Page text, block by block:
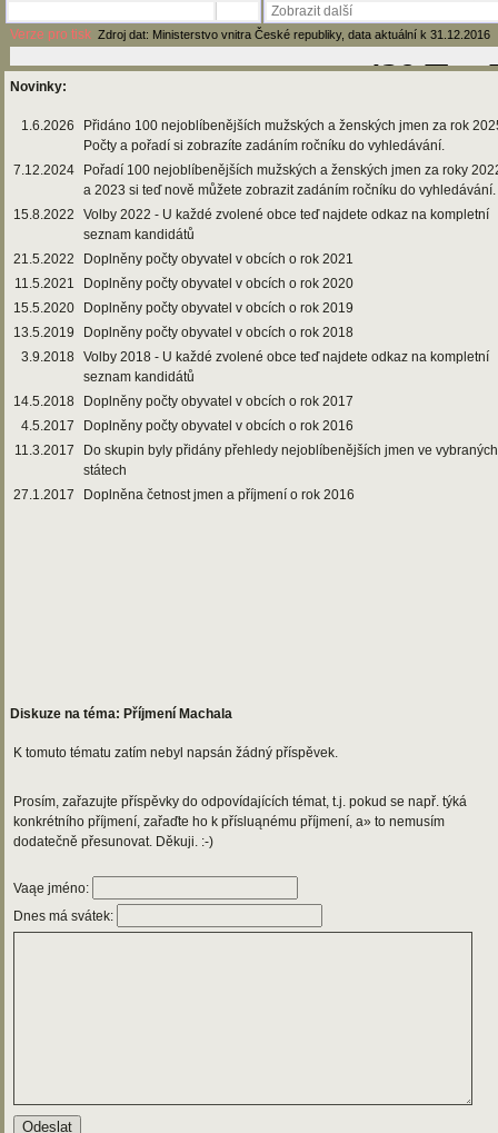
Zobrazit další
Verze pro tisk Zdroj dat: Ministerstvo vnitra České republiky, data aktuální k 31.12.2016
Novinky:
1.6.2026
Přidáno 100 nejoblíbenějších mužských a ženských jmen za rok
Počty a pořadí si zobrazíte zadáním ročníku do vyhledávání.
7.12.2024
Pořadí 100 nejoblíbenějších mužských a ženských jmen za roky
a 2023 si teď nově můžete zobrazit zadáním ročníku do vyhledávání.
15.8.2022
Volby 2022 - U každé zvolené obce teď najdete odkaz na kompletní
seznam kandidátů
21.5.2022
Doplněny počty obyvatel v obcích o rok 2021
11.5.2021
Doplněny počty obyvatel v obcích o rok 2020
15.5.2020
Doplněny počty obyvatel v obcích o rok 2019
13.5.2019
Doplněny počty obyvatel v obcích o rok 2018
3.9.2018 Volby 2018 - U každé zvolené obce teď najdete odkaz na kompletní
seznam kandidátů
14.5.2018
Doplněny počty obyvatel v obcích o rok 2017
4.5.2017
Doplněny počty obyvatel v obcích o rok 2016
11.3.2017
Do skupin byly přidány přehledy nejoblíbenějších jmen ve vybraných
státech
27.1.2017
Doplněna četnost jmen a příjmení o rok 2016
Diskuze na téma: Příjmení Machala
K tomuto tématu zatím nebyl napsán žádný příspěvek.
Prosím, zařazujte příspěvky do odpovídajících témat, t.j. pokud se např. týká
konkrétního příjmení, zařaďte ho k přísluąnému příjmení, a» to nemusím
dodatečně přesunovat. Děkuji. :-)
Vaąe jméno:
Dnes má svátek: